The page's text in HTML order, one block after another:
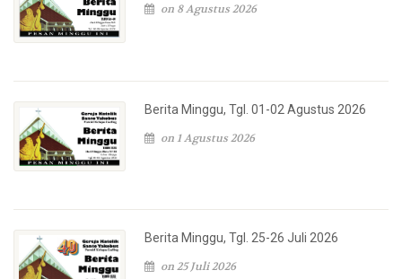
on 8 Agustus 2026
Berita Minggu, Tgl. 01-02 Agustus 2026
on 1 Agustus 2026
Berita Minggu, Tgl. 25-26 Juli 2026
on 25 Juli 2026